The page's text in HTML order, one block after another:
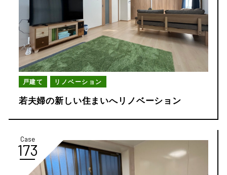
戸建て リノベーション
若夫婦の新しい住まいへリノベーション
Case
173